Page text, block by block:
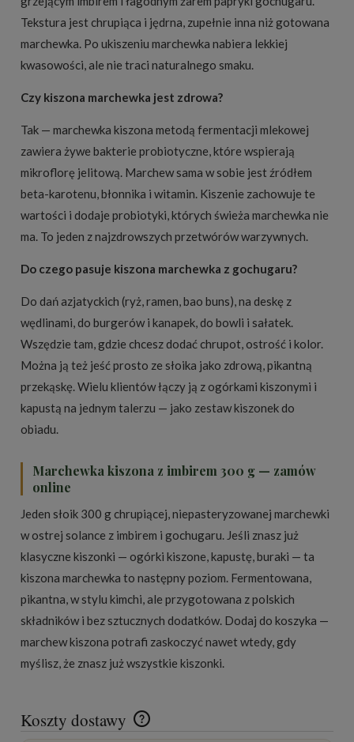
Tekstura jest chrupiąca i jędrna, zupełnie inna niż gotowana
marchewka. Po ukiszeniu marchewka nabiera lekkiej
kwasowości, ale nie traci naturalnego smaku.
Czy kiszona marchewka jest zdrowa?
Tak — marchewka kiszona metodą fermentacji mlekowej
zawiera żywe bakterie probiotyczne, które wspierają
mikroflorę jelitową. Marchew sama w sobie jest źródłem
beta-karotenu, błonnika i witamin. Kiszenie zachowuje te
wartości i dodaje probiotyki, których świeża marchewka nie
ma. To jeden z najzdrowszych przetwórów warzywnych.
Do czego pasuje kiszona marchewka z gochugaru?
Do dań azjatyckich (ryż, ramen, bao buns), na deskę z
wędlinami, do burgerów i kanapek, do bowli i sałatek.
Wszędzie tam, gdzie chcesz dodać chrupot, ostrość i kolor.
Można ją też jeść prosto ze słoika jako zdrową, pikantną
przekąskę. Wielu klientów łączy ją z ogórkami kiszonymi i
kapustą na jednym talerzu — jako zestaw kiszonek do
obiadu.
Marchewka kiszona z imbirem 300 g — zamów
online
Jeden słoik 300 g chrupiącej, niepasteryzowanej marchewki
w ostrej solance z imbirem i gochugaru. Jeśli znasz już
klasyczne kiszonki — ogórki kiszone, kapustę, buraki — ta
kiszona marchewka to następny poziom. Fermentowana,
pikantna, w stylu kimchi, ale przygotowana z polskich
składników i bez sztucznych dodatków. Dodaj do koszyka —
marchew kiszona potrafi zaskoczyć nawet wtedy, gdy
myślisz, że znasz już wszystkie kiszonki.
Koszty dostawy